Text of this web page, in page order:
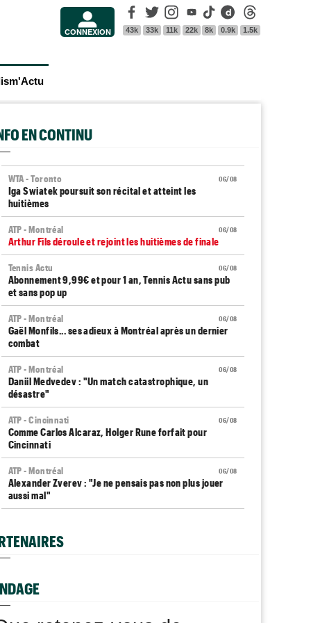
CONNEXION
Facebook
43k
Twitter
33k
Instagram
11k
Youtube
22k
Tik Tok
8k
Dailymotion
0.9k 1.5k
EN CONTINU
06/08
WTA - Toronto
Iga Swiatek poursuit son récital et atteint les
huitièmes
06/08
ATP - Montréal
Arthur Fils déroule et rejoint les huitièmes de finale
06/08
Tennis Actu
Abonnement 9,99€ et pour 1 an, Tennis Actu sans pub
et sans pop up
06/08
ATP - Montréal
Gaël Monfils... ses adieux à Montréal après un dernier
combat
06/08
ATP - Montréal
Daniil Medvedev : "Un match catastrophique, un
désastre"
06/08
ATP - Cincinnati
Comme Carlos Alcaraz, Holger Rune forfait pour
Cincinnati
06/08
ATP - Montréal
Alexander Zverev : "Je ne pensais pas non plus jouer
aussi mal"
mais..."
Auger-Aliassime, forfait : "Une douleur au niveau du
dos"